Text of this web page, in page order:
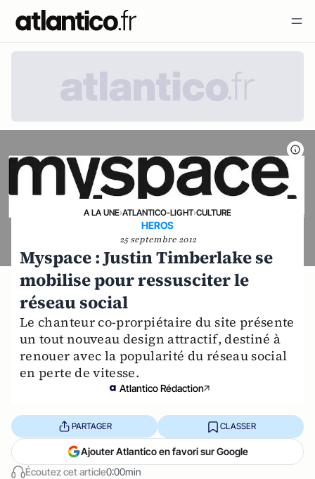
A LA UNE›ATLANTICO-LIGHT›CULTURE
HEROS
25 septembre 2012
Myspace : Justin Timberlake se
mobilise pour ressusciter le
réseau social
Le chanteur co-prorpiétaire du site présente
un tout nouveau design attractif, destiné à
renouer avec la popularité du réseau social
en perte de vitesse.
Atlantico Rédaction
Écoutez cet article0:00min
PARTAGER CLASSER
Ajouter Atlantico en favori sur Google